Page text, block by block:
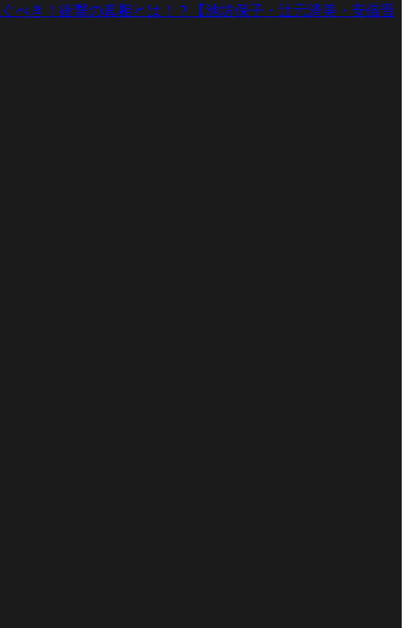
べき！衝撃の真相とは！？【池坊保子・辻元清美・安倍晋